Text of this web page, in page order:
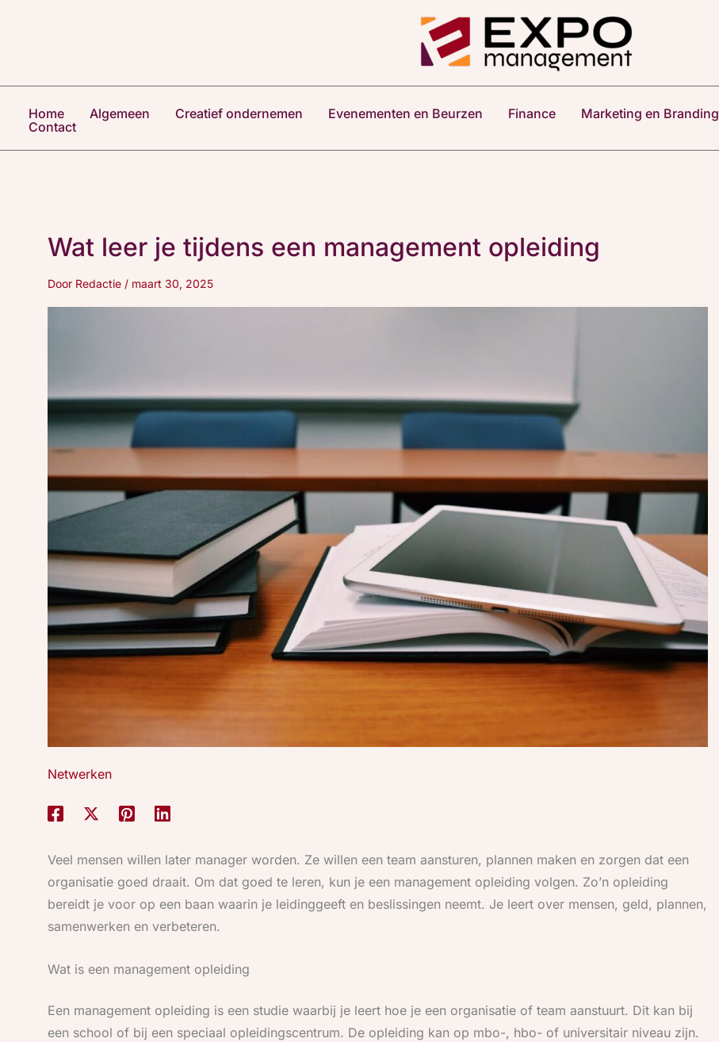
Home Algemeen Creatief ondernemen Evenementen en Beurzen Finance Marketing en Branding
Contact
Wat leer je tijdens een management opleiding
Door Redactie / maart 30, 2025
Netwerken
Veel mensen willen later manager worden. Ze willen een team aansturen, plannen maken en zorgen dat een
organisatie goed draait. Om dat goed te leren, kun je een management opleiding volgen. Zo’n opleiding
bereidt je voor op een baan waarin je leidinggeeft en beslissingen neemt. Je leert over mensen, geld, plannen,
samenwerken en verbeteren.
Wat is een management opleiding
Een management opleiding is een studie waarbij je leert hoe je een organisatie of team aanstuurt. Dit kan bij
een school of bij een speciaal opleidingscentrum. De opleiding kan op mbo-, hbo- of universitair niveau zijn.